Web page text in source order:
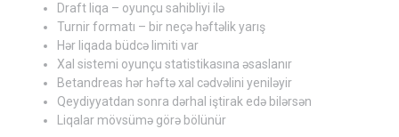
Draft liqa – oyunçu sahibliyi ilə
Turnir formatı – bir neçə həftəlik yarış
Hər liqada büdcə limiti var
Xal sistemi oyunçu statistikasına əsaslanır
Betandreas hər həftə xal cədvəlini yeniləyir
Qeydiyyatdan sonra dərhal iştirak edə bilərsən
Liqalar mövsümə görə bölünür